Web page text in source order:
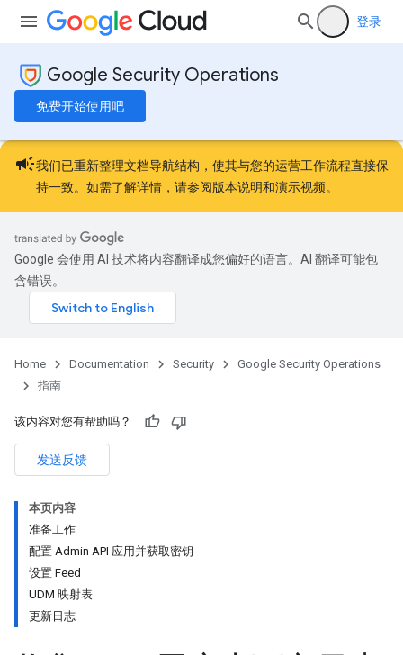
登录
Google Security Operations
免费开始使用吧
campaign我们已重新整理文档导航结构，使其与您的运营工作流程直接保
持一致。如需了解详情，请参阅版本说明和演示视频。
Google 会使用 AI 技术将内容翻译成您偏好的语言。AI 翻译可能包
含错误。
Home Documentation Security
Google Security Operations
指南
该内容对您有帮助吗？
发送反馈
本页内容
准备工作
配置 Admin API 应用并获取密钥
设置 Feed
UDM 映射表
更新日志